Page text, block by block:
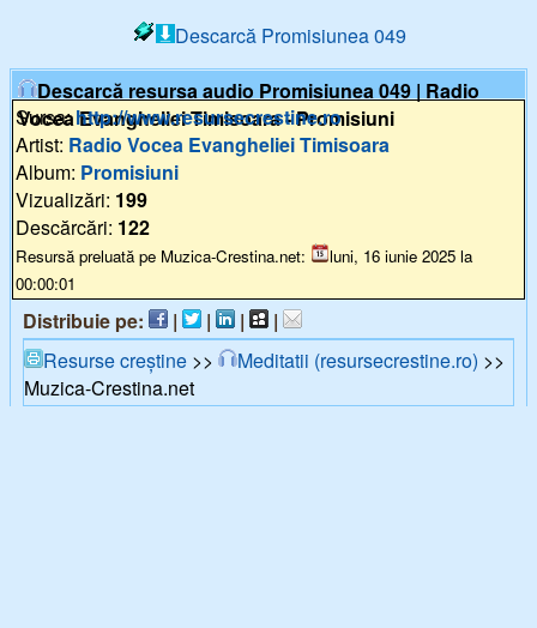
Descarcă Promisiunea 049
Descarcă resursa audio Promisiunea 049 | Radio
Vocea Evangheliei Timisoara - Promisiuni
Sursa:http://www.resursecrestine.ro
Artist: Radio Vocea Evangheliei Timisoara
Album: Promisiuni
Vizualizări: 199
Descărcări: 122
Resursă preluată pe Muzica-Crestina.net:
luni, 16 iunie 2025 la
00:00:01
Distribuie pe: | | |
|
Resurse creștine >> Meditatii (resursecrestine.ro) >>
Muzica-Crestina.net